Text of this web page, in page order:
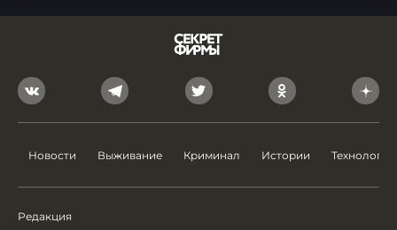
Новости Выживание Криминал Истории Технологии
Редакция